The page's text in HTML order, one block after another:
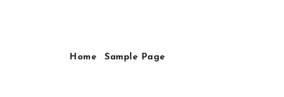
Home Sample Page